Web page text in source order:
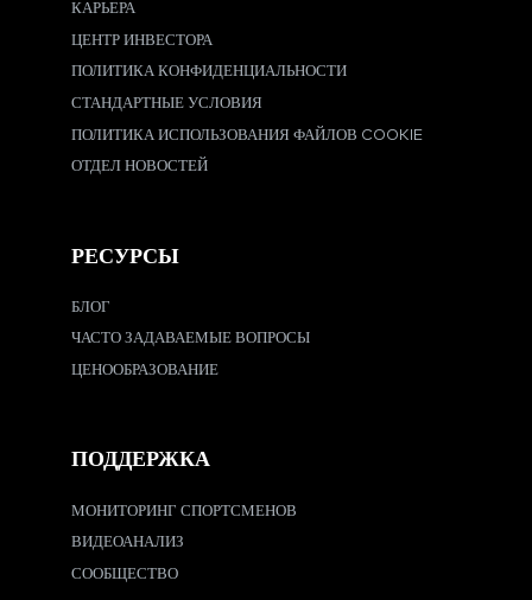
КАРЬЕРА
ЦЕНТР ИНВЕСТОРА
ПОЛИТИКА КОНФИДЕНЦИАЛЬНОСТИ
СТАНДАРТНЫЕ УСЛОВИЯ
ПОЛИТИКА ИСПОЛЬЗОВАНИЯ ФАЙЛОВ COOKIE
ОТДЕЛ НОВОСТЕЙ
РЕСУРСЫ
БЛОГ
ЧАСТО ЗАДАВАЕМЫЕ ВОПРОСЫ
ЦЕНООБРАЗОВАНИЕ
ПОДДЕРЖКА
МОНИТОРИНГ СПОРТСМЕНОВ
ВИДЕОАНАЛИЗ
СООБЩЕСТВО